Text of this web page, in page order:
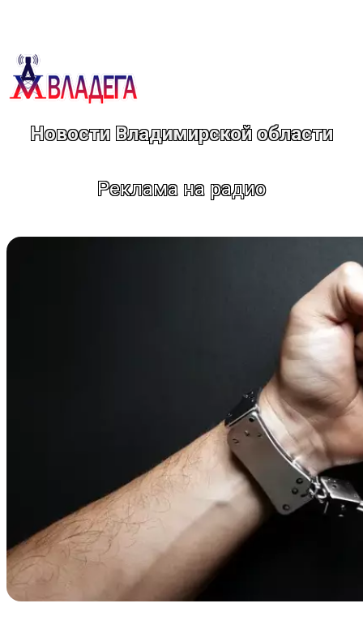
Новости Владимирской области
Реклама на радио